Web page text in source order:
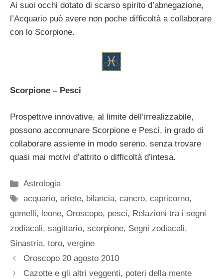
Ai suoi occhi dotato di scarso spirito d’abnegazione,
l’Acquario può avere non poche difficoltà a collaborare
con lo Scorpione.
Scorpione – Pesci
Prospettive innovative, al limite dell’irrealizzabile,
possono accomunare Scorpione e Pesci, in grado di
collaborare assieme in modo sereno, senza trovare
quasi mai motivi d’attrito o difficoltà d’intesa.
Categorie
Astrologia
Tag
acquario,ariete, bilancia,cancro,capricorno,
gemelli, leone, Oroscopo, pesci, Relazioni tra i segni
zodiacali, sagittario, scorpione, Segni zodiacali,
Sinastria, toro, vergine
Oroscopo 20 agosto 2010
Cazotte e gli altri veggenti, poteri della mente